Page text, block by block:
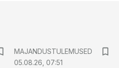
MAJANDUSTULEMUSED
05.08.26, 07:51